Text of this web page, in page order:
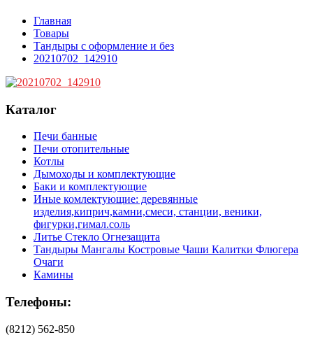
Главная
Товары
Тандыры с оформление и без
20210702_142910
Каталог
Печи банные
Печи отопительные
Котлы
Дымоходы и комплектующие
Баки и комплектующие
Иные комлектующие: деревянные
изделия,киприч,камни,смеси, станции, веники,
фигурки,гимал.соль
Литье Стекло Огнезащита
Тандыры Мангалы Костровые Чаши Калитки Флюгера
Очаги
Камины
Телефоны:
(8212) 562-850